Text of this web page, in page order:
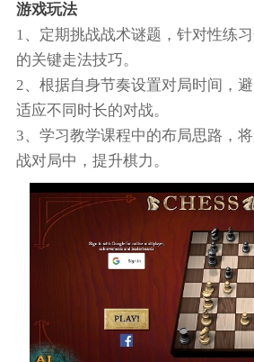
游戏玩法
1、定期挑战战术谜题，针对性练
的关键走法技巧。
2、根据自身节奏设置对局时间，
适应不同时长的对战。
3、学习教学课程中的布局思路，
战对局中，提升棋力。